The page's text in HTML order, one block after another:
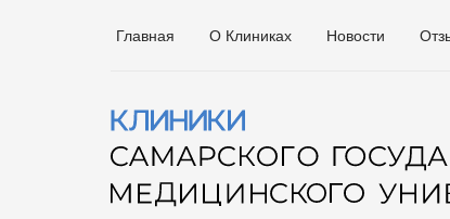
Главная О Клиниках Новости